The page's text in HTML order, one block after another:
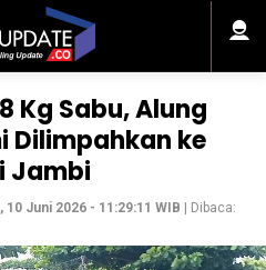
Kg Sabu, Alung
Dilimpahkan ke
Jambi
10 Juni 2026 - 11:29:11 WIB | Dibaca: